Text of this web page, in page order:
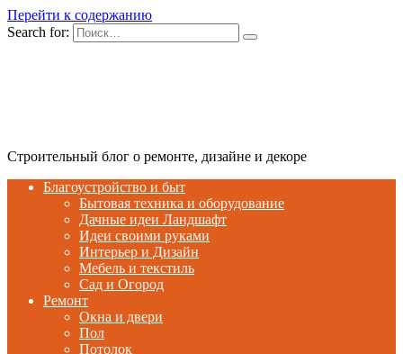
Перейти к содержанию
Search for:
Строительный блог о ремонте, дизайне и декоре
Благоустройство и быт
Бытовая техника и оборудование
Дачные идеи Ландшафт
Идеи своими руками
Интерьер и Дизайн
Мебель и текстиль
Сад и Огород
Ремонт
Окна и двери
Пол
Потолок